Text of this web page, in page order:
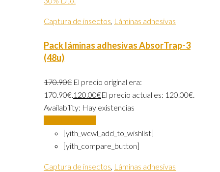
Captura de insectos, Láminas adhesivas
Pack láminas adhesivas AbsorTrap-3
(48u)
170.90€ El precio original era:
170.90€.120.00€El precio actual es: 120.00€.
Availability: Hay existencias
[yith_wcwl_add_to_wishlist]
[yith_compare_button]
Captura de insectos, Láminas adhesivas